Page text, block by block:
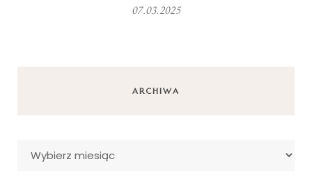
07.03.2025
ARCHIWA